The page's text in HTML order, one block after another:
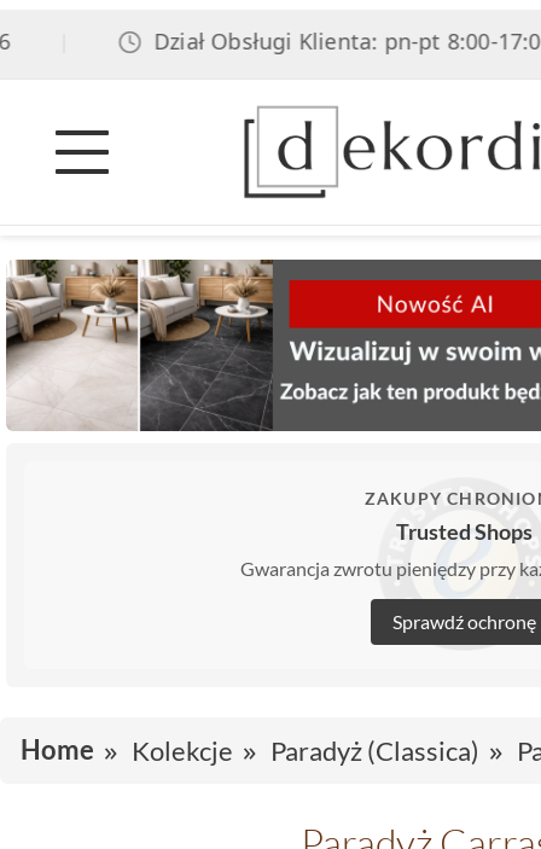
Dział Obsługi Klienta: pn-pt 8:00-17:00,
ZAKUPY
Trusted Shops
Gwarancja zwrotu pieniędzy przy
Sprawdź ochronę
Home Kolekcje Paradyż (Classica)